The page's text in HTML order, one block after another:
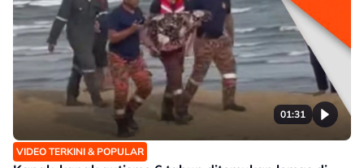
01:31
VIDEO TERKINI & POPULAR